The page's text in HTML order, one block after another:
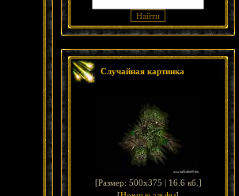
Случайная картинка
[Размер: 500x375 | 16.6 кб. ]